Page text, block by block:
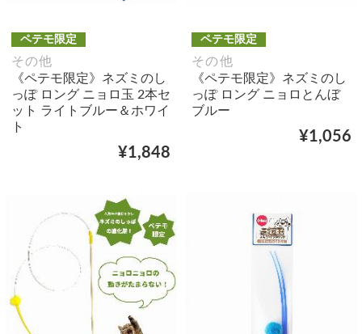
ペテモ限定
その他
《ペテモ限定》ネズミのし
っぽ ロング ニョロ玉 2本セ
ット ライトブルー＆ホワイ
ト
¥1,848
ペテモ限定
その他
《ペテモ限定》ネズミのし
っぽ ロング ニョロとんぼ
ブルー
¥1,056